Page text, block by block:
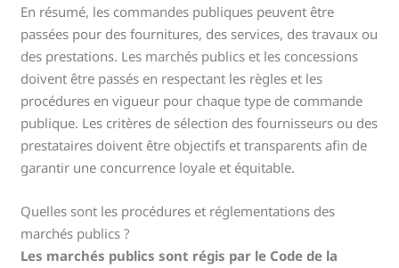
En résumé, les commandes publiques peuvent être
passées pour des fournitures, des services, des travaux ou
des prestations. Les marchés publics et les concessions
doivent être passés en respectant les règles et les
procédures en vigueur pour chaque type de commande
publique. Les critères de sélection des fournisseurs ou des
prestataires doivent être objectifs et transparents afin de
garantir une concurrence loyale et équitable.
Quelles sont les procédures et réglementations des
marchés publics ?
Les marchés publics sont régis par le Code de la